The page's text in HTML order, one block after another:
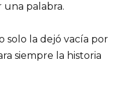
una palabra.
solo la dejó vacía por
siempre la historia